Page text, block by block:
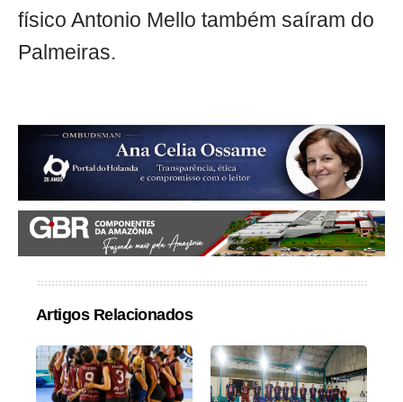
físico Antonio Mello também saíram do
Palmeiras.
Artigos Relacionados